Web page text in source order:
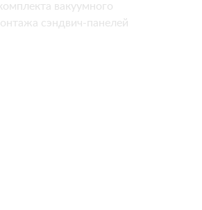
вакуумного
сэндвич-панелей